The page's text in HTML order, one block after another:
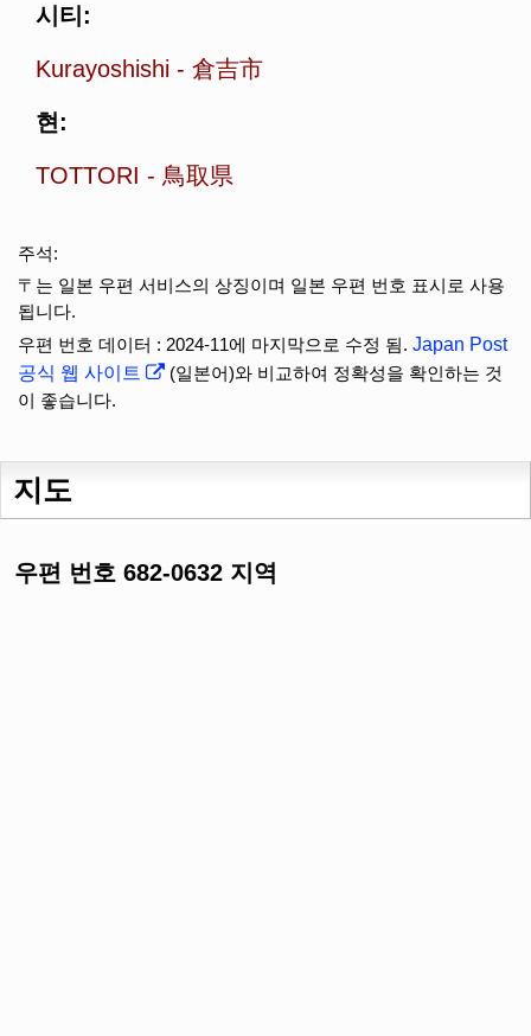
시티:
Kurayoshishi - 倉吉市
현:
TOTTORI - 鳥取県
주석:
〒는 일본 우편 서비스의 상징이며 일본 우편 번호 표시로 사용
됩니다.
우편 번호 데이터 : 2024-11에 마지막으로 수정 됨. Japan Post
공식 웹 사이트
(일본어)와 비교하여 정확성을 확인하는 것
이 좋습니다.
지도
우편 번호 682-0632 지역